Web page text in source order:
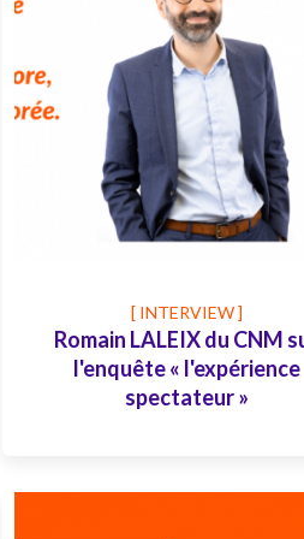
[ INTERVIEW ]
Romain LALEIX du CNM
l'enquête « l'expérience
spectateur »